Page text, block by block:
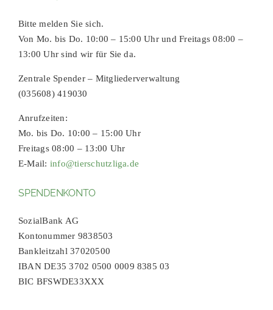
Bitte melden Sie sich.
Von Mo. bis Do. 10:00 – 15:00 Uhr und Freitags 08:00 –
13:00 Uhr sind wir für Sie da.
Zentrale Spender – Mitgliederverwaltung
(035608) 419030
Anrufzeiten:
Mo. bis Do. 10:00 – 15:00 Uhr
Freitags 08:00 – 13:00 Uhr
E-Mail: info@tierschutzliga.de
SPENDENKONTO
SozialBank AG
Kontonummer 9838503
Bankleitzahl 37020500
IBAN DE35 3702 0500 0009 8385 03
BIC BFSWDE33XXX